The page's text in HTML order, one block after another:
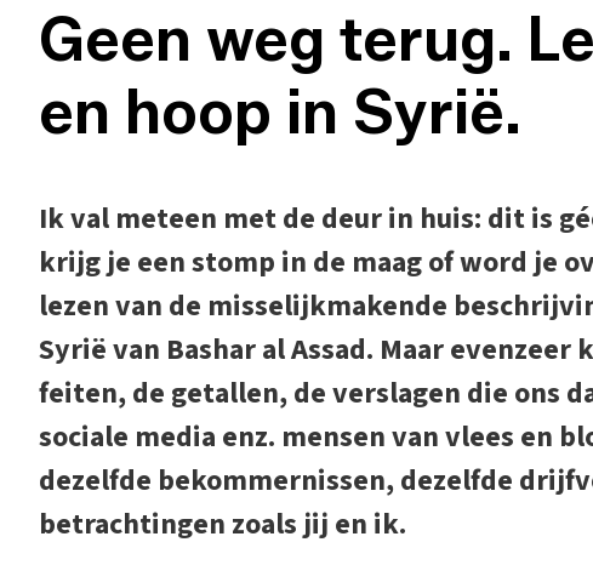
Geen weg terug.
en hoop in Syrië.
Ik val meteen met de deur in huis: dit is
krijg je een stomp in de maag of word je
lezen van de misselijkmakende
Syrië van Bashar al Assad. Maar
feiten, de getallen, de verslagen die ons
sociale media enz. mensen van vlees en
dezelfde bekommernissen, dezelfde
betrachtingen zoals jij en ik.